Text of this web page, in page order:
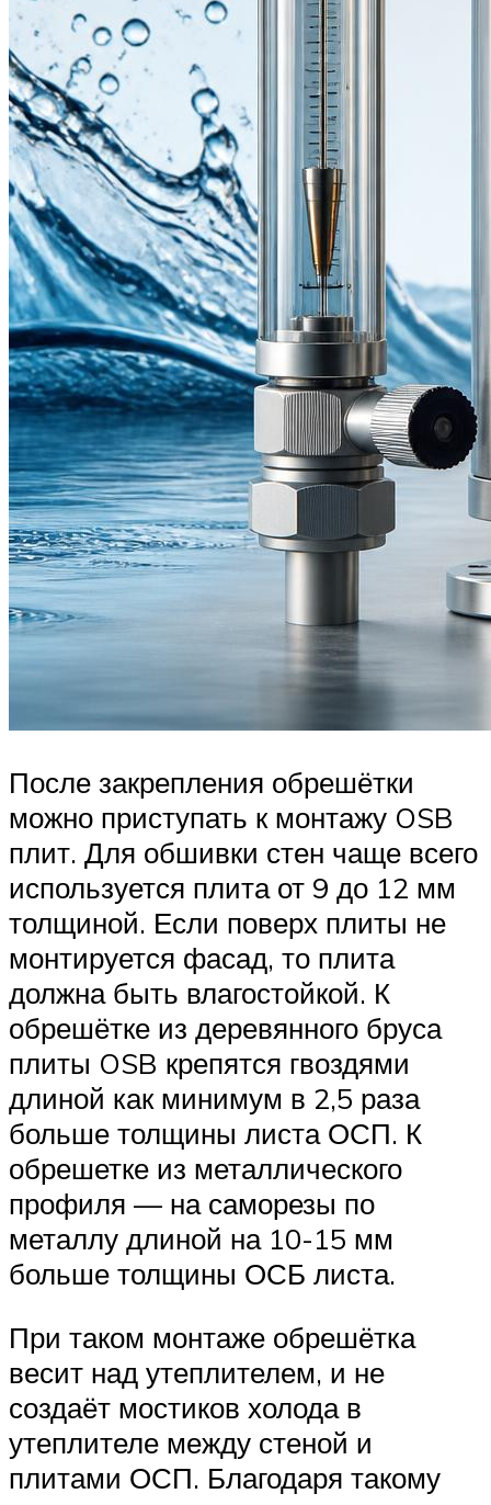
После закрепления обрешётки
можно приступать к монтажу OSB
плит. Для обшивки стен чаще всего
используется плита от 9 до 12 мм
толщиной. Если поверх плиты не
монтируется фасад, то плита
должна быть влагостойкой. К
обрешётке из деревянного бруса
плиты OSB крепятся гвоздями
длиной как минимум в 2,5 раза
больше толщины листа ОСП. К
обрешетке из металлического
профиля — на саморезы по
металлу длиной на 10-15 мм
больше толщины ОСБ листа.
При таком монтаже обрешётка
весит над утеплителем, и не
создаёт мостиков холода в
утеплителе между стеной и
плитами ОСП. Благодаря такому